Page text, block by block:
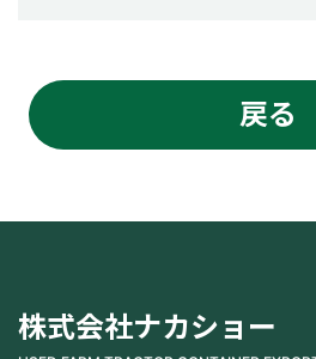
戻る
株式会社ナカショー